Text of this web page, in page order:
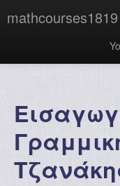
mathcourses1819